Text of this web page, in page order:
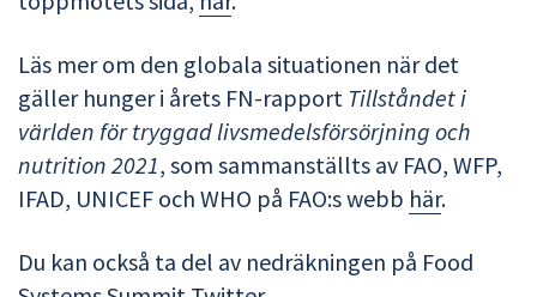
Läs mer om den globala situationen när det
gäller hunger i årets FN-rapport Tillståndet i
världen för tryggad livsmedelsförsörjning och
nutrition 2021, som sammanställts av FAO, WFP,
IFAD, UNICEF och WHO på FAO:s webb här.
Du kan också ta del av nedräkningen på Food